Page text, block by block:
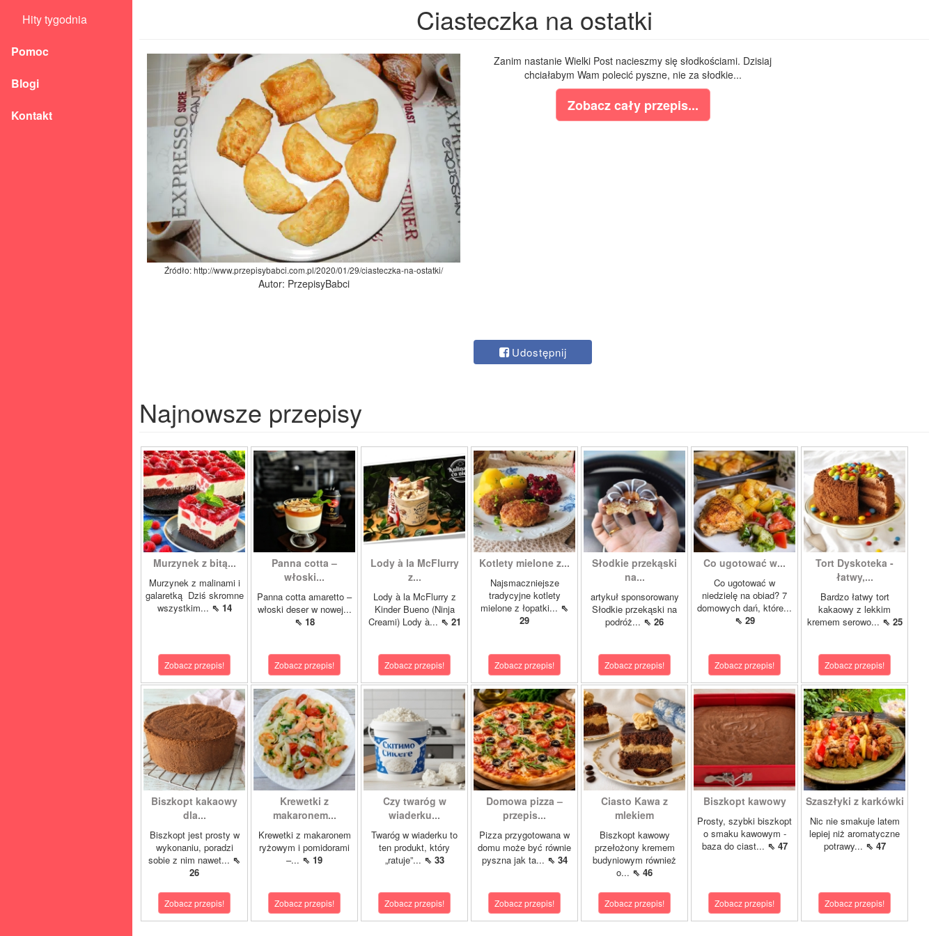
Hity tygodnia
Pomoc
Blogi
Kontakt
Ciasteczka na ostatki
Źródło: http://www.przepisybabci.com.pl/2020/01/29/ciasteczka-na-ostatki/
Autor: PrzepisyBabci
Zanim nastanie Wielki Post nacieszmy się słodkościami. Dzisiaj
chciałabym Wam polecić pyszne, nie za słodkie...
Zobacz cały przepis...
Udostępnij
Najnowsze przepisy
Murzynek z bitą...
Murzynek z malinami i
galaretką Dziś skromne
wszystkim... ⇖ 14
Zobacz przepis!
Panna cotta –
włoski...
Panna cotta amaretto –
włoski deser w nowej...
⇖ 18
Zobacz przepis!
Lody à la McFlurry
z...
Lody à la McFlurry z
Kinder Bueno (Ninja
Creami) Lody à... ⇖ 21
Zobacz przepis!
Kotlety mielone z...
Najsmaczniejsze
tradycyjne kotlety
mielone z łopatki... ⇖
29
Zobacz przepis!
Słodkie przekąski
na...
artykuł sponsorowany
Słodkie przekąski na
podróż... ⇖ 26
Zobacz przepis!
Co ugotować w...
Co ugotować w
niedzielę na obiad? 7
domowych dań, które...
⇖ 29
Zobacz przepis!
Tort Dyskoteka -
łatwy,...
Bardzo łatwy tort
kakaowy z lekkim
kremem serowo... ⇖ 25
Zobacz przepis!
Biszkopt kakaowy
dla...
Biszkopt jest prosty w
wykonaniu, poradzi
sobie z nim nawet... ⇖
26
Zobacz przepis!
Krewetki z
makaronem...
Krewetki z makaronem
ryżowym i pomidorami
–... ⇖ 19
Zobacz przepis!
Czy twaróg w
wiaderku...
Twaróg w wiaderku to
ten produkt, który
„ratuje”... ⇖ 33
Zobacz przepis!
Domowa pizza –
przepis...
Pizza przygotowana w
domu może być równie
pyszna jak ta... ⇖ 34
Zobacz przepis!
Ciasto Kawa z
mlekiem
Biszkopt kawowy
przełożony kremem
budyniowym również
o... ⇖ 46
Zobacz przepis!
Biszkopt kawowy
Prosty, szybki biszkopt
o smaku kawowym -
baza do ciast... ⇖ 47
Zobacz przepis!
Szaszłyki z karkówki
Nic nie smakuje latem
lepiej niż aromatyczne
potrawy... ⇖ 47
Zobacz przepis!